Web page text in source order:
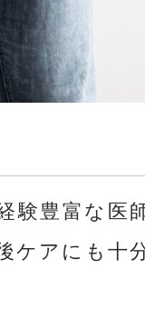
験豊富な医
ケアにも十